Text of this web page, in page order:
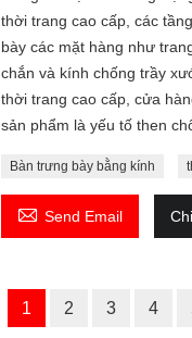
thời trang cao cấp, các
bày các mặt hàng như
chắn và kính chống trầy
thời trang cao cấp, cửa
sản phẩm là yếu tố then
Bàn trưng bày bằng kính
 Send Email
1 2 3 4